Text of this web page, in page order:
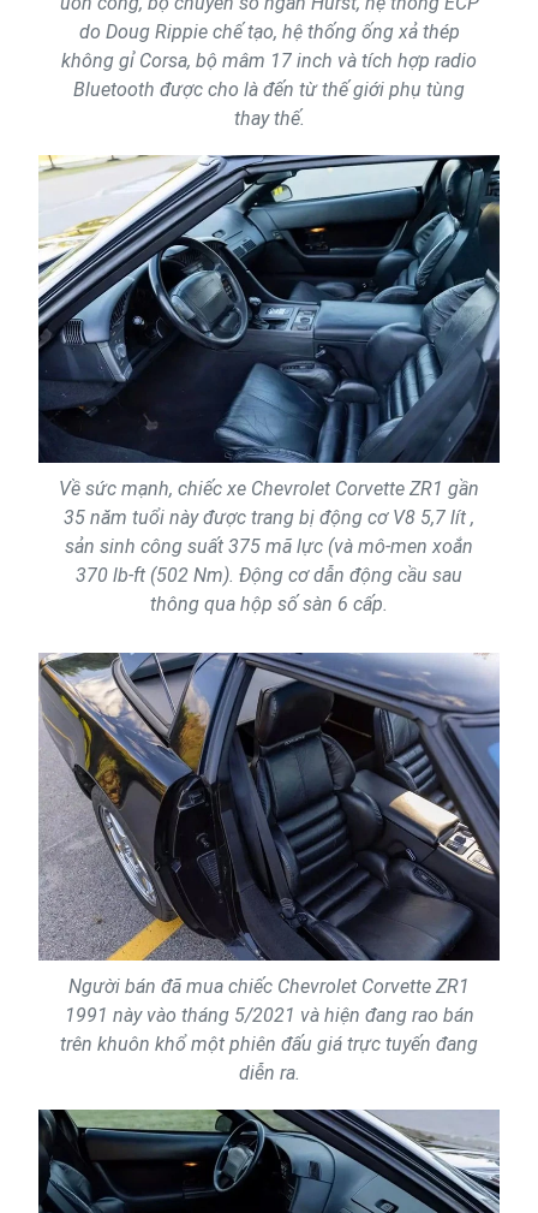
do Doug Rippie chế tạo, hệ thống ống xả thép
không gỉ Corsa, bộ mâm 17 inch và tích hợp radio
Bluetooth được cho là đến từ thế giới phụ tùng
thay thế.
Về sức mạnh, chiếc xe Chevrolet Corvette ZR1 gần
35 năm tuổi này được trang bị động cơ V8 5,7 lít ,
sản sinh công suất 375 mã lực (và mô-men xoắn
370 lb-ft (502 Nm). Động cơ dẫn động cầu sau
thông qua hộp số sàn 6 cấp.
Người bán đã mua chiếc Chevrolet Corvette ZR1
1991 này vào tháng 5/2021 và hiện đang rao bán
trên khuôn khổ một phiên đấu giá trực tuyến đang
diễn ra.